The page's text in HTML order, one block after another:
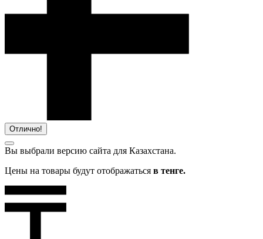
Отлично!
Вы выбрали версию сайта для Казахстана.
Цены на товары будут отображаться в тенге.